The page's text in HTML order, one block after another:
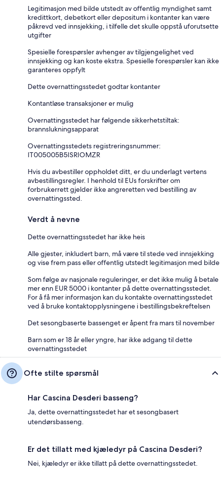
Legitimasjon med bilde utstedt av offentlig myndighet samt
kredittkort, debetkort eller depositum i kontanter kan være
påkrevd ved innsjekking, i tilfelle det skulle oppstå uforutsette
utgifter
Spesielle forespørsler avhenger av tilgjengelighet ved
innsjekking og kan koste ekstra. Spesielle forespørsler kan ikke
garanteres oppfylt
Dette overnattingsstedet godtar kontanter
Kontantløse transaksjoner er mulig
Overnattingsstedet har følgende sikkerhetstiltak:
brannslukningsapparat
Overnattingsstedets registreringsnummer:
IT005005B5ISRIOMZR
Hvis du avbestiller oppholdet ditt, er du underlagt vertens
avbestillingsregler. I henhold til EUs forskrifter om
forbrukerrett gjelder ikke angreretten ved bestilling av
overnattingssted.
Verdt å nevne
Dette overnattingsstedet har ikke heis
Alle gjester, inkludert barn, må være til stede ved innsjekking
og vise frem pass eller offentlig utstedt legitimasjon med bilde
Som følge av nasjonale reguleringer, er det ikke mulig å betale
mer enn EUR 5000 i kontanter på dette overnattingsstedet.
For å få mer informasjon kan du kontakte overnattingsstedet
ved å bruke kontaktopplysningene i bestillingsbekreftelsen
Det sesongbaserte bassenget er åpent fra mars til november
Barn som er 18 år eller yngre, har ikke adgang til dette
overnattingsstedet
Ofte stilte spørsmål
Har Cascina Desderi basseng?
Ja, dette overnattingsstedet har et sesongbasert
utendørsbasseng.
Er det tillatt med kjæledyr på Cascina Desderi?
Nei, kjæledyr er ikke tillatt på dette overnattingsstedet.